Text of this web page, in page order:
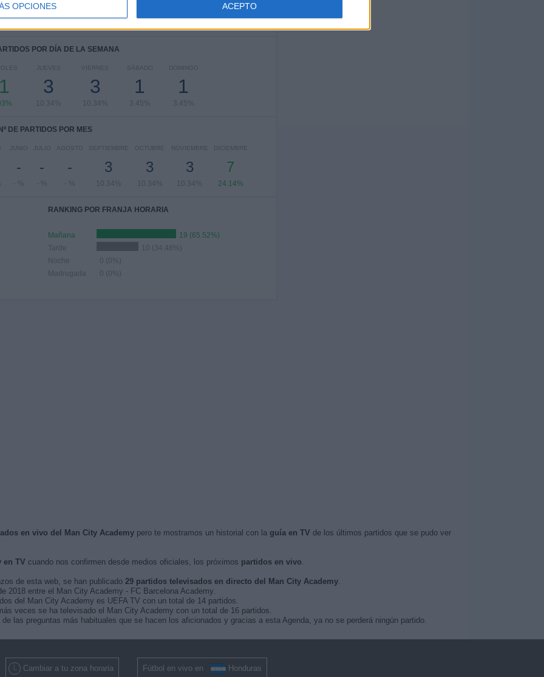
OPCIONES ACEPTO
Ver ranking completo
POR DÍA DE LA SEMANA
JUEVES
3
10.34%
VIERNES
3
10.34%
SÁBADO
1
3.45%
DOMINGO
1
3.45%
Nº DE PARTIDOS POR MES
JUNIO
-
- %
JULIO
-
- %
AGOSTO
-
- %
SEPTIEMBRE
3
10.34%
OCTUBRE
3
10.34%
NOVIEMBRE
3
10.34%
DICIEMBRE
7
24.14%
RANKING POR FRANJA HORARIA
Mañana
19 (65.52%)
Tarde
10 (34.48%)
Noche
0 (0%)
Madrugada
0 (0%)
en vivo del Man City Academypero te mostramos un historial con la guía en TV de los últimos partidos que se pudo ver
en TV cuando nos confirmen desde medios oficiales, los próximos partidos en vivo.
de esta web, se han publicado 29 partidos televisados en directo del Man City Academy.
2018 entre el Man City Academy - FC Barcelona Academy.
del Man City Academy es UEFA TV con un total de 14 partidos.
veces se ha televisado el Man City Academy con un total de 16 partidos.
las preguntas más habituales que se hacen los aficionados y gracias a esta Agenda, ya no se perderá ningún partido.
Cambiar a tu zona horaria Fútbol en vivo en Honduras